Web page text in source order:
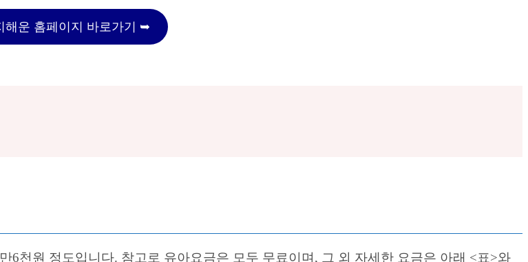
해운 홈페이지 바로가기 ➥
6천원 정도입니다. 참고로 유아요금은 모두 무료이며, 그 외 자세한 요금은 아래 <표>와